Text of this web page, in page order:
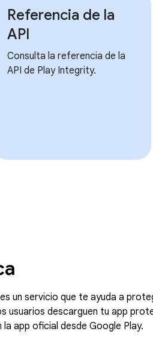
Referencia de la
API
Consulta la referencia de la
API de Play Integrity.
un servicio que te ayuda a
usuarios descarguen tu app
app oficial desde Google Play.